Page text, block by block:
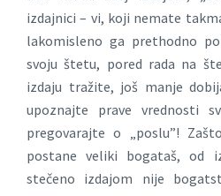
izdajnici – vi, koji nemate
lakomisleno ga prethodno
svoju štetu, pored rada na
izdaju tražite, još manje
upoznajte prave vrednosti
pregovarajte o „poslu”!
postane veliki bogataš, od
stečeno izdajom nije